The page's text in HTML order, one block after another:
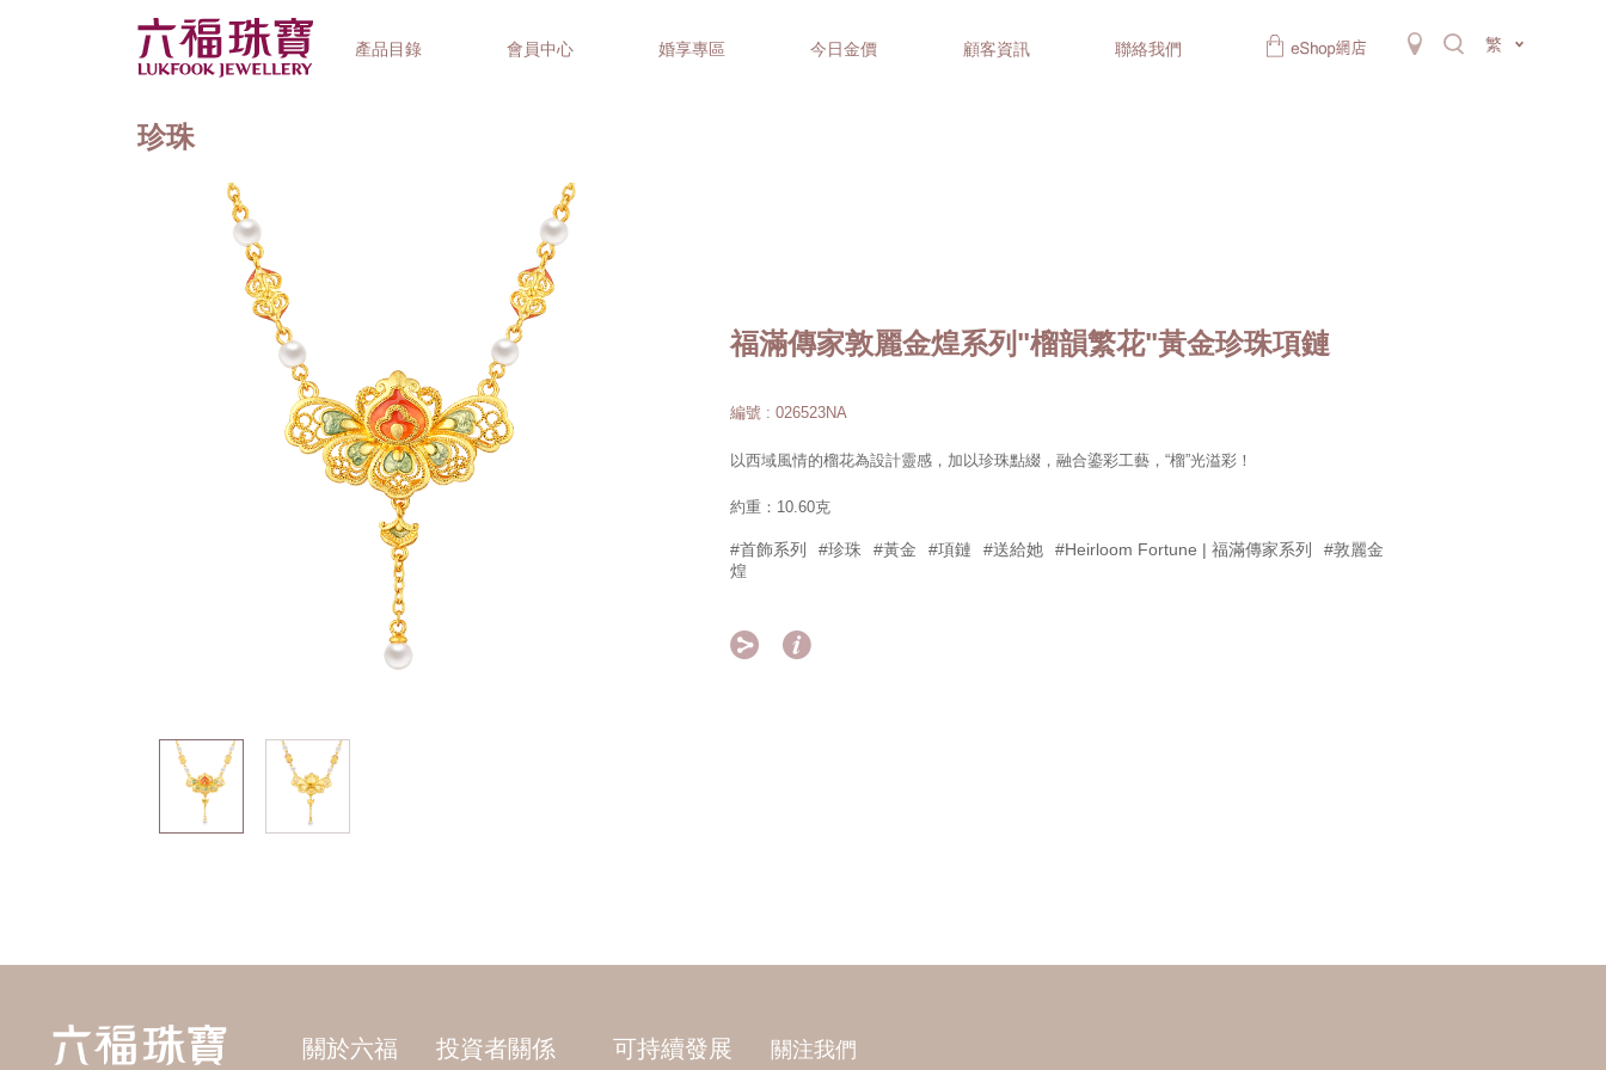
產品目錄 會員中心 婚享專區 今日金價 顧客資訊 聯絡我們 繁
鐘錶品牌
珍珠
福滿傳家敦麗金煌系列"榴韻繁花"黃金珍珠項鏈
編號 : 026523NA
以西域風情的榴花為設計靈感，加以珍珠點綴，融合鎏彩工藝，“榴”光溢彩！
約重：10.60克
#首飾系列 #珍珠 #黃金 #項鏈 #送給她 #Heirloom Fortune | 福滿傳家系列
#敦麗金
煌
 
關於六福 投資者關係 可持續發展 關注我們